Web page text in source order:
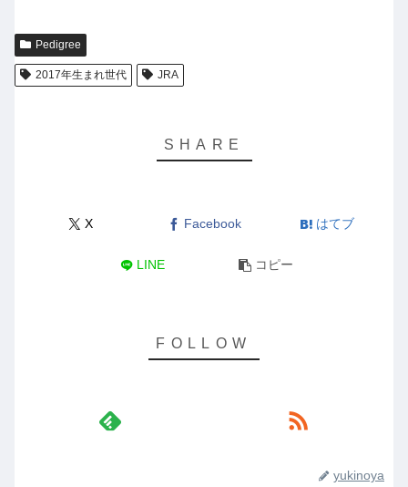
Pedigree
2017年生まれ世代 JRA
X Facebook はてブ
LINE コピー
yukinoya